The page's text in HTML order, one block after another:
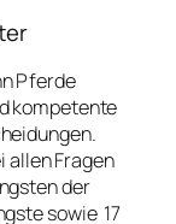
Pferde
kompetente
allen Fragen
der
sowie 17